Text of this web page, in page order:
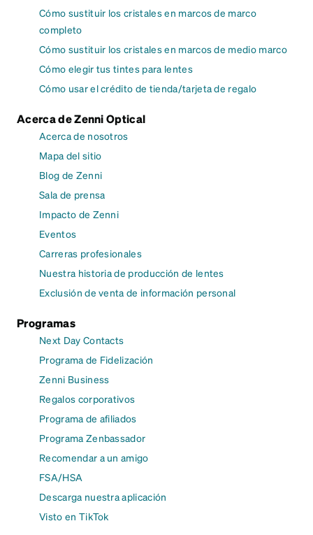
Cómo sustituir los cristales en marcos de marco
completo
Cómo sustituir los cristales en marcos de medio marco
Cómo elegir tus tintes para lentes
Cómo usar el crédito de tienda/tarjeta de regalo
Acerca de Zenni Optical
Acerca de nosotros
Mapa del sitio
Blog de Zenni
Sala de prensa
Impacto de Zenni
Eventos
Carreras profesionales
Nuestra historia de producción de lentes
Exclusión de venta de información personal
Programas
Next Day Contacts
Programa de Fidelización
Zenni Business
Regalos corporativos
Programa de afiliados
Programa Zenbassador
Recomendar a un amigo
FSA/HSA
Descarga nuestra aplicación
Visto en TikTok